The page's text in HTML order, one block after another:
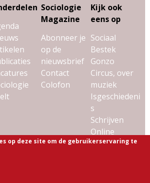
Sociologie
Magazine
Abonneer je
op de
nieuwsbrief
Contact
Colofon
Kijk ook
eens op
Sociaal
Bestek
Gonzo
Circus, over
muziek
Isgeschiedeni
s
Schrijven
Online
Uitgeverij
Magazine |
op deze site om de gebruikerservaring te